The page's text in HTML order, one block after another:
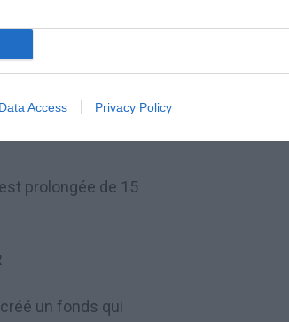
Data Access Privacy Policy
véhicules. Le
prolongée de 15
un fonds qui